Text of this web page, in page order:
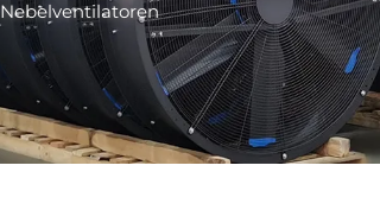
Nebelventilatoren